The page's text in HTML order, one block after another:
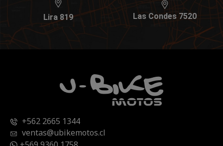
Lira 819 Las Condes 7520
+562 2665 1344
ventas@ubikemotos.cl